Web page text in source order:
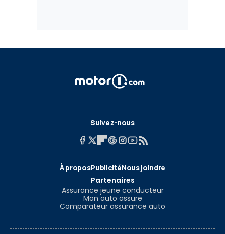
Suivez-nous
À proposPublicitéNous joindre
Partenaires
Assurance jeune conducteur
Mon auto assure
Comparateur assurance auto